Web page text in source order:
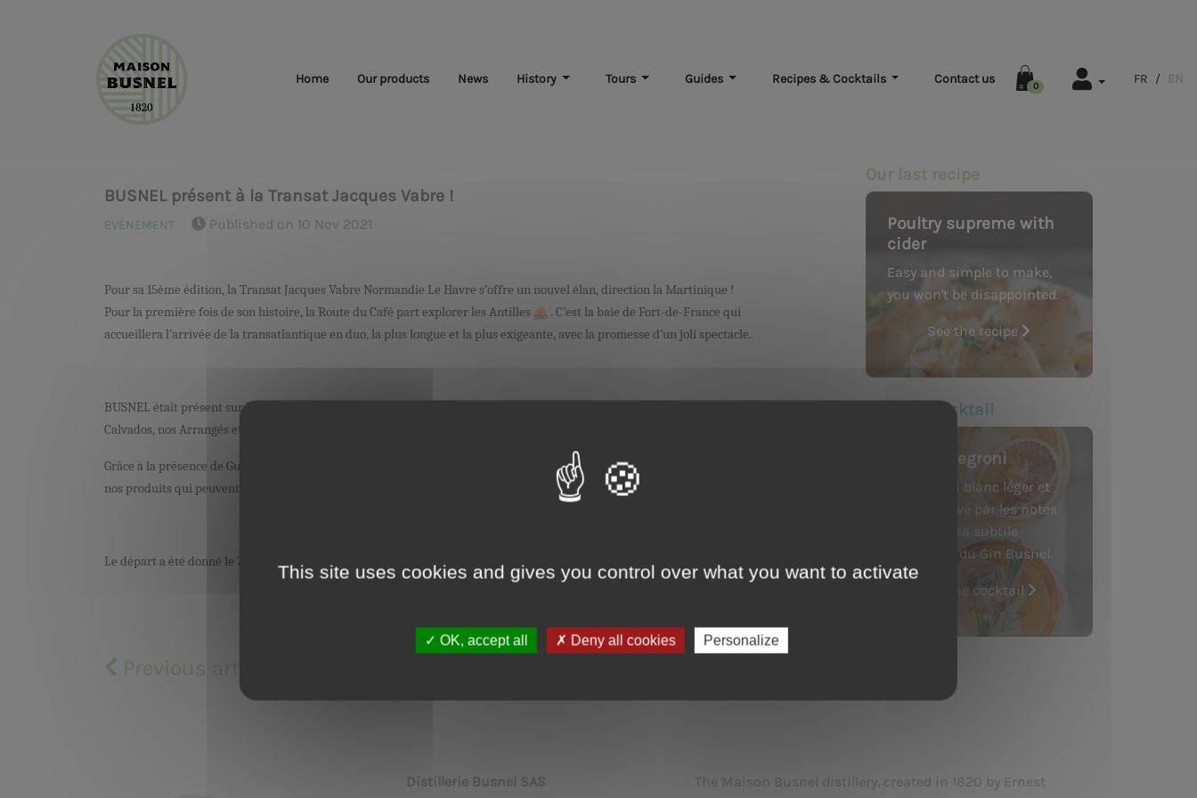
Home Our products News History Tours Guides Recipes & Cocktails Contact us 0 FR / EN
You must be of legal drinking age to enter this site
Our packaging may be subject to recycling guidelines www.consignesdetri.fr
BUSNEL présent à la Transat Jacques Vabre !
EVÉNEMENT Published on 10 Nov 2021
Pour sa 15ème édition, la Transat Jacques Vabre Normandie Le Havre s’offre un nouvel élan, direction la Martinique !
Pour la première fois de son histoire, la Route du Café part explorer les Antilles
. C’est la baie de Fort-de-France qui
accueillera l’arrivée de la transatlantique en duo, la plus longue et la plus exigeante, avec la promesse d’un joli spectacle.
BUSNEL était présent sur le village départ au Bassin Paul Vatine du Havre
Calvados, nos Arrangés et nos Cocktails à de nombreux visiteurs et journalistes.
Grâce à la présence de Guillaume Six, un barman renommé, les visiteurs ont pu découvrir la fraîcheur et l’originalité de
nos produits qui peuvent se consommer pur ou en cocktail.
Le départ a été donné le 7 novembre dernier. Nous souhaitons une belle course à tous les participants !
Previous article
Our last recipe
Poultry supreme with
cider
Easy and simple to make,
you won't be disappointed.
See the recipe
Our last cocktail
Busnel Negroni
Un Negroni blanc léger et
raffiné relevé par les notes
florales et sa subtile
amertume du Gin Busnel.
See the cocktail
Distillerie Busnel SAS
The Maison Busnel distillery, created in 1820 by Ernest
This site uses cookies and gives you control over what you want to activate
OK, accept all Deny all cookies Personalize